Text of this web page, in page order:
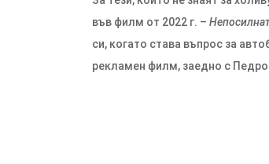
във филм от 2022 г. –
си, когато става въпрос за
рекламен филм, заедно с